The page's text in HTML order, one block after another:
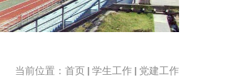
当前位置： 首页 学生工作 党建工作